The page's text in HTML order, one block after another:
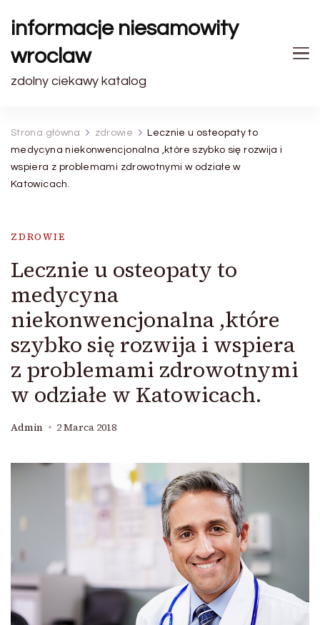
informacje niesamowity
wroclaw
zdolny ciekawy katalog
Strona główna zdrowie
Lecznie u osteopaty to
medycyna niekonwencjonalna ,które szybko się rozwija i
wspiera z problemami zdrowotnymi w odziałe w
Katowicach.
ZDROWIE
Lecznie u osteopaty to
medycyna
niekonwencjonalna ,które
szybko się rozwija i wspiera
z problemami zdrowotnymi
w odziałe w Katowicach.
Admin 2 Marca 2018